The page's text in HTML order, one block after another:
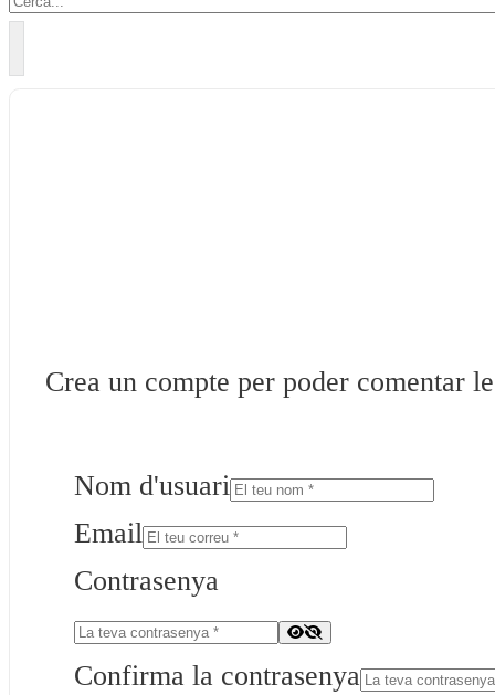
Crea un compte per poder comentar
Nom d'usuari
Email
Contrasenya
Confirma la contrasenya